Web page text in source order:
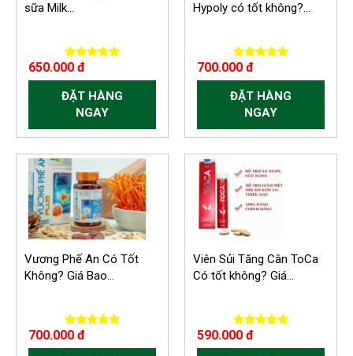
sữa Milk...
650.000 đ
ĐẶT HÀNG
NGAY
Hypoly có tốt không?...
700.000 đ
ĐẶT HÀNG
NGAY
Vương Phế An Có Tốt
Không? Giá Bao...
700.000 đ
Viên Sủi Tăng Cân ToCa
Có tốt không? Giá...
590.000 đ